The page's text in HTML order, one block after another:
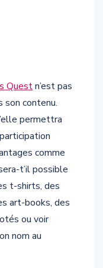
Questn’est pas
son contenu.
permettra
comme
t’il possible
t-shirts, des
art-books, des
ou voir
nom au